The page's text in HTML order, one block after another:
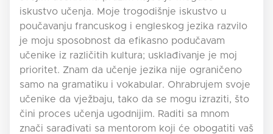
iskustvo učenja. Moje trogodišnje iskustvo u
poučavanju francuskog i engleskog jezika razvilo
je moju sposobnost da efikasno podučavam
učenike iz različitih kultura; usklađivanje je moj
prioritet. Znam da učenje jezika nije ograničeno
samo na gramatiku i vokabular. Ohrabrujem svoje
učenike da vježbaju, tako da se mogu izraziti, što
čini proces učenja ugodnijim. Raditi sa mnom
znači sarađivati sa mentorom koji će obogatiti vaš